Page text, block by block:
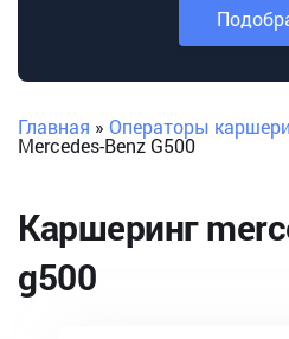
Главная » Операторы
Mercedes-Benz G500
Каршеринг
g500